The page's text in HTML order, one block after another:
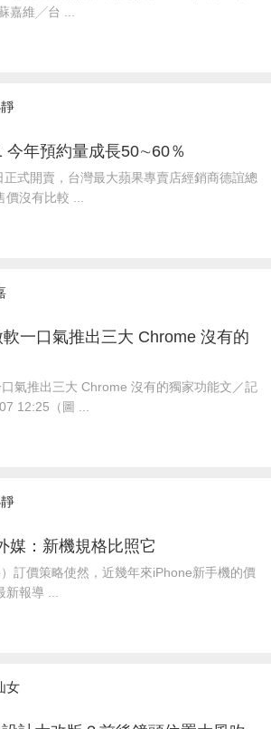
嘉維╱台 ...
今年預約量成長50∼60％
式開賣，台灣最大蘋果專賣店經銷商德誼總
沒有比較 ...
一口氣推出三大 Chrome 沒有的
氣推出三大 Chrome 沒有的獨家功能文／記
12:25（圖 ...
媒：新機規格比照它
訂價策略使然，近幾年來iPhone新手機的價
報導 ...
女